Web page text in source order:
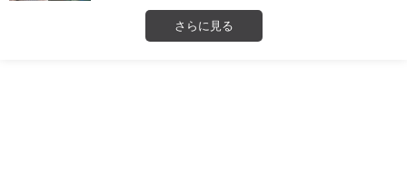
さらに見る